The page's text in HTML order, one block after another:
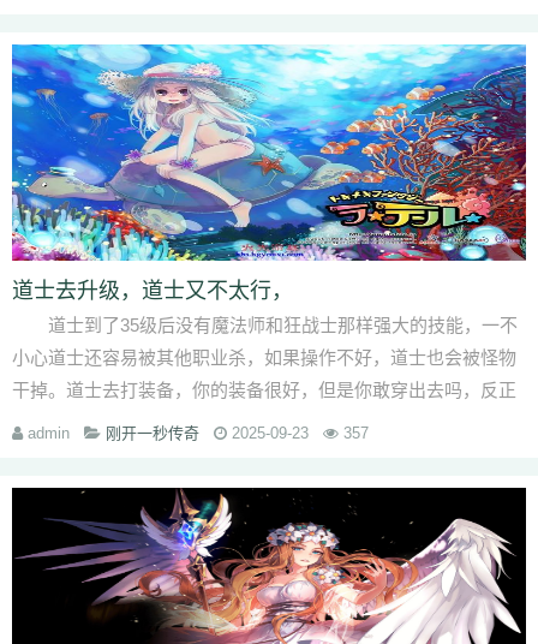
道士去升级，道士又不太行，
道士到了35级后没有魔法师和狂战士那样强大的技能，一不
小心道士还容易被其他职业杀，如果操作不好，道士也会被怪物
干掉。道士去打装备，你的装备很好，但是你敢穿出去吗，反正
我就没有进过几个···
admin 刚开一秒传奇 2025-09-23 357